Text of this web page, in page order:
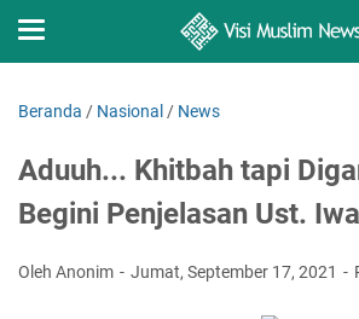
Beranda / Nasional / News
Aduuh... Khitbah tapi
Begini Penjelasan Ust.
Oleh Anonim Jumat, September 17, 2021